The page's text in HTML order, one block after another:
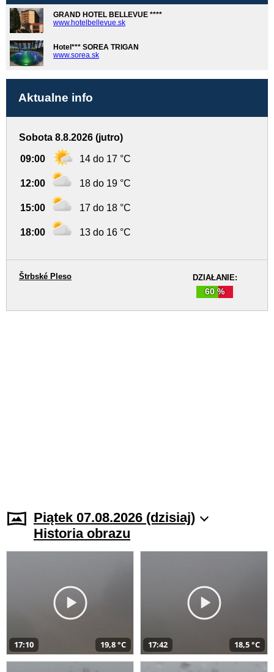
GRAND HOTEL BELLEVUE ****
www.hotelbellevue.sk
Hotel*** SOREA TRIGAN
www.sorea.sk
Aktualne info
Sobota 8.8.2026 (jutro)
09:00 14 do 17 °C
12:00 18 do 19 °C
15:00 17 do 18 °C
18:00 13 do 16 °C
DZIAŁANIE:
60 %
Štrbské Pleso
Piątek 07.08.2026 (dzisiaj)
Historia obrazu
17:10 19,8 °C 17:42 18,5 °C